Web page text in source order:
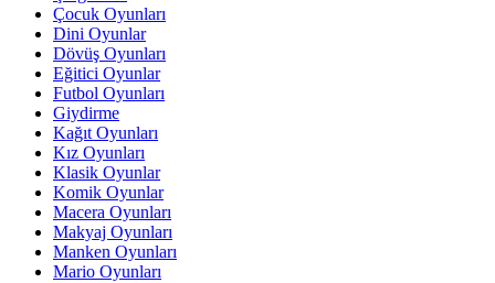
Çocuk Oyunları
Dini Oyunlar
Dövüş Oyunları
Eğitici Oyunlar
Futbol Oyunları
Giydirme
Kağıt Oyunları
Kız Oyunları
Klasik Oyunlar
Komik Oyunlar
Macera Oyunları
Makyaj Oyunları
Manken Oyunları
Mario Oyunları